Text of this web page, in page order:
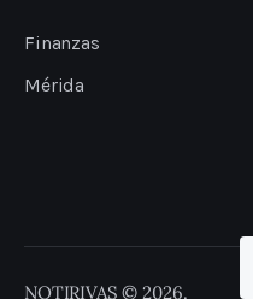
Finanzas
Mérida
NOTIRIVAS © 2026.